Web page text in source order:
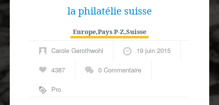
Autres spécialités
la philatélie suisse
Europe,Pays P-Z,Suisse
Carole Gerothwohl 19 juin 2015
4387 0 Commentaire
Pro